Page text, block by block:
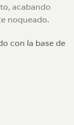
acabando
noqueado.
con la base de